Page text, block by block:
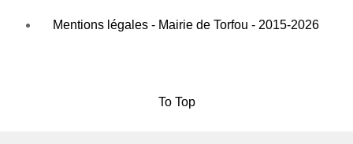
Mentions légales - Mairie de Torfou - 2015-2026
To Top